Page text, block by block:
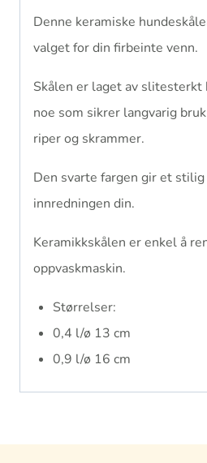
Denne keramiske
valget for din firbeinte venn.
Skålen er laget av slitesterkt
noe som sikrer langvarig
riper og skrammer.
Den svarte fargen gir et
innredningen din.
Keramikkskålen er enkel å
oppvaskmaskin.
Størrelser:
0,4 l/ø 13 cm
0,9 l/ø 16 cm